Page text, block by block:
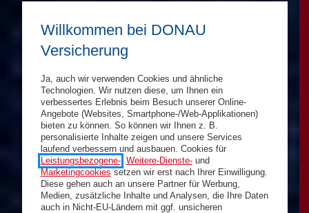
Willkommen bei DONAU
Versicherung
Ja, auch wir verwenden Cookies und ähnliche
Technologien. Wir nutzen diese, um Ihnen ein
verbessertes Erlebnis beim Besuch unserer Online-
Angebote (Websites, Smartphone-/Web-Applikationen)
bieten zu können. So können wir Ihnen z. B.
personalisierte Inhalte zeigen und unsere Services
laufend verbessern und ausbauen. Cookies für
Leistungsbezogene-, Weitere-Dienste-und
Marketingcookies setzen wir erst nach Ihrer Einwilligung.
Diese gehen auch an unsere Partner für Werbung,
Medien, zusätzliche Inhalte und Analysen, die Ihre Daten
auch in Nicht-EU-Ländern mit ggf. unsicheren